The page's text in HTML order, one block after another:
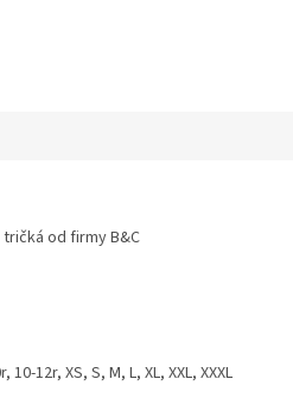
od firmy B&C
12r, XS, S, M, L, XL, XXL, XXXL